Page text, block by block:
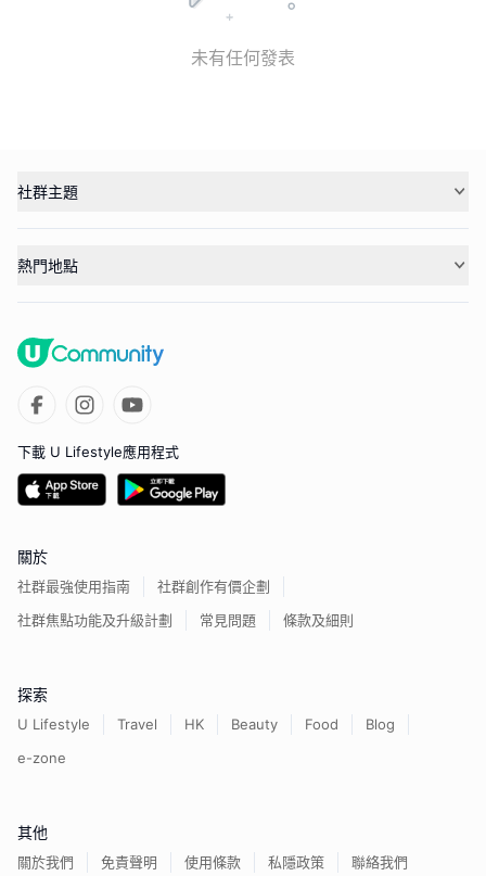
未有任何發表
社群主題
熱門地點
下載 U Lifestyle應用程式
關於
社群最強使用指南
社群創作有價企劃
社群焦點功能及升級計劃
常見問題 條款及細則
探索
U Lifestyle Travel HK Beauty Food
Blog
e-zone
其他
關於我們 免責聲明 使用條款 私隱政策 聯絡我們